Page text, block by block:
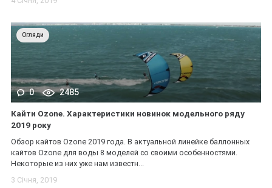
Огляди
0 2485
Кайти Ozone. Характеристики новинок модельного ряду
2019 року
Обзор кайтов Ozone 2019 года. В актуальной линейке баллонных
кайтов Ozone для воды 8 моделей со своими особенностями.
Некоторые из них уже нам известн...
3 Січня, 2019